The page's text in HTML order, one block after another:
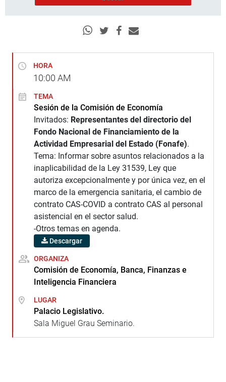
HORA
10:00 AM
TEMA
Sesión de la Comisión de Economía
Invitados: Representantes del directorio del
Fondo Nacional de Financiamiento de la
Actividad Empresarial del Estado (Fonafe).
Tema: Informar sobre asuntos relacionados a la
inaplicabilidad de la Ley 31539, Ley que
autoriza excepcionalmente y por única vez, en el
marco de la emergencia sanitaria, el cambio de
contrato CAS-COVID a contrato CAS al personal
asistencial en el sector salud.
-Otros temas en agenda.
Descargar
ORGANIZA
Comisión de Economía, Banca, Finanzas e
Inteligencia Financiera
LUGAR
Palacio Legislativo.
Sala Miguel Grau Seminario.